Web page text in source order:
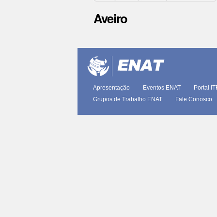
Aveiro
documento
Apresentação Eventos ENAT Portal
Grupos de Trabalho ENAT
Fale Conosco